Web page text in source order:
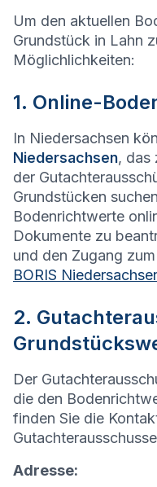
Um den aktuellen
Grundstück in Lahn
Möglichlichkeiten:
1. Online-
In Niedersachsen
Niedersachsen, das
der
Grundstücken
Bodenrichtwerte
Dokumente zu
und den Zugang
BORIS
2.
Der
die den
finden Sie die
Adresse: